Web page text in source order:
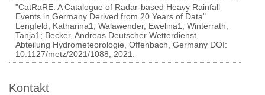
"CatRaRE: A Catalogue of Radar-based Heavy Rainfall
Events in Germany Derived from 20 Years of Data"
Lengfeld, Katharina1; Walawender, Ewelina1; Winterrath,
Tanja1; Becker, Andreas Deutscher Wetterdienst,
Abteilung Hydrometeorologie, Offenbach, Germany DOI:
10.1127/metz/2021/1088, 2021.
Kontakt